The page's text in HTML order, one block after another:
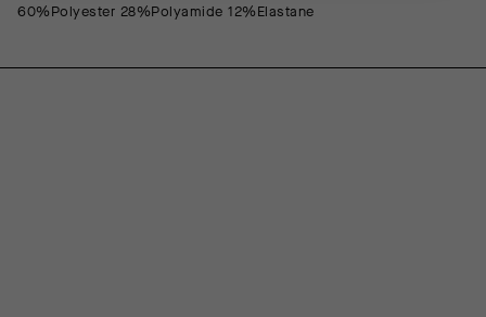
60%Polyester 28%Polyamide 12%Elastane